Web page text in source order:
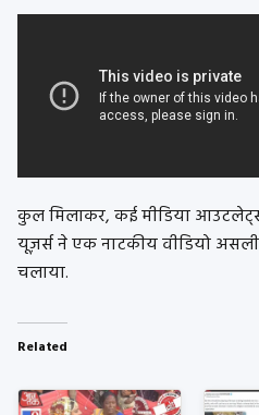
कुल मिलाकर, कई मीडिया
यूज़र्स ने एक नाटकीय वीडियो
चलाया.
Related